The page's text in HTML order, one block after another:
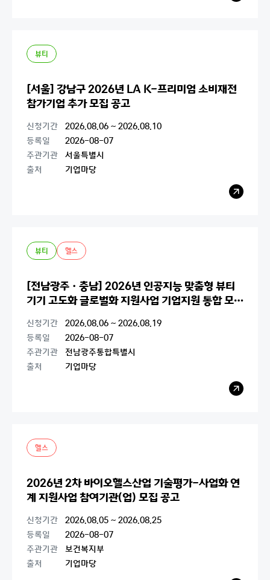
뷰티
[서울] 강남구 2026년 LA K-프리미엄 소비재전
참가기업 추가 모집 공고
신청기간 2026.08.06 ~ 2026.08.10
등록일
2026-08-07
주관기관 서울특별시
출처
기업마당
레
이
뷰티 헬스
[전남광주ㆍ충남] 2026년 인공지능 맞춤형 뷰티
기기 고도화 글로벌화 지원사업 기업지원 통합 모집
신청기간 2026.08.06 ~ 2026.08.19
등록일
2026-08-07
주관기관 전남광주통합특별시
출처
기업마당
레
이
헬스
2026년 2차 바이오헬스산업 기술평가-사업화 연
계 지원사업 참여기관(업) 모집 공고
신청기간 2026.08.05 ~ 2026.08.25
등록일
2026-08-07
주관기관 보건복지부
출처
기업마당